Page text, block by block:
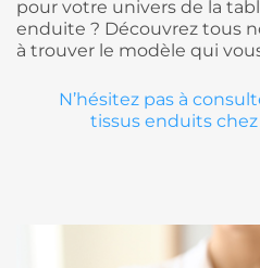
pour votre univers de la
enduite ? Découvrez tous
à trouver le modèle qui
N’hésitez pas à
tissus enduits